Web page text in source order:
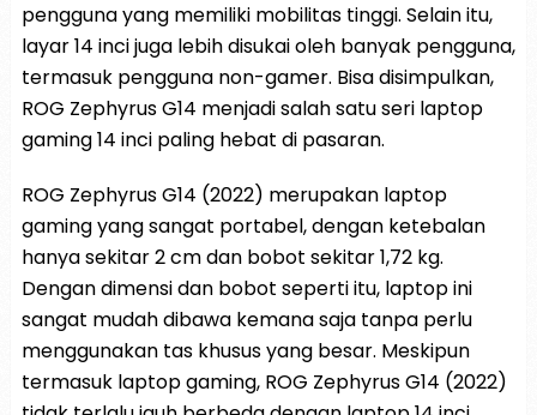
pengguna yang memiliki mobilitas tinggi. Selain itu,
layar 14 inci juga lebih disukai oleh banyak pengguna,
termasuk pengguna non-gamer. Bisa disimpulkan,
ROG Zephyrus G14 menjadi salah satu seri laptop
gaming 14 inci paling hebat di pasaran.
ROG Zephyrus G14 (2022) merupakan laptop
gaming yang sangat portabel, dengan ketebalan
hanya sekitar 2 cm dan bobot sekitar 1,72 kg.
Dengan dimensi dan bobot seperti itu, laptop ini
sangat mudah dibawa kemana saja tanpa perlu
menggunakan tas khusus yang besar. Meskipun
termasuk laptop gaming, ROG Zephyrus G14 (2022)